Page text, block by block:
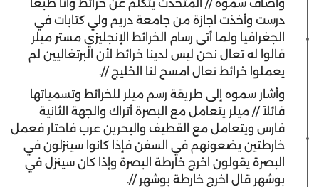
‫وأضاف سموه // المتحدث يتكلم عن خرائط وأنا طبعاً
درست وأخذت اجازة من جامعة دريم ولي كتابات في
الجغرافيا ولما أتى رسام الخرائط الإنجليزي مستر ميلر
قالوا له تعال نحن ليس لدينا خرائط لأن البرتغاليين لم
يعملوا خرائط تعال امسح لنا الخليج //.
‫وأشار سموه إلى طريقة رسم ميلر للخرائط وتسمياتها
قائلاً // ميلر يتعامل مع البصرة أتراك والجهة الثانية
فارس ويتعامل مع القطيف والبحرين عرب فاحتار فعمل
خارطتين يضعونهم في السفن فإذا كانوا سينزلون في
البصرة يقولون اخرج خارطة البصرة وإذا كان سينزل في
بوشهر قال اخرج خارطة بوشهر //.